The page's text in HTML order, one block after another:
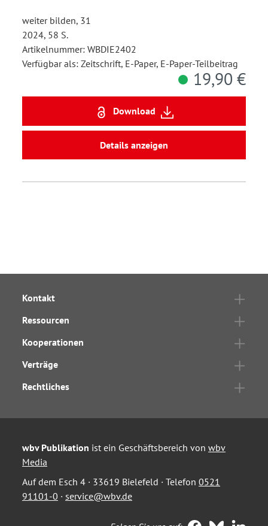
weiter bilden, 31
2024, 58 S.
Artikelnummer: WBDIE2402
Verfügbar als: Zeitschrift, E-Paper, E-Paper-Teilbeitrag
19,90 €
Download
Details anzeigen
Kontakt
Ressourcen
Kooperationen
Verträge
Rechtliches
wbv Publikation ist ein Geschäftsbereich von wbv
Media
Auf dem Esch 4 · 33619 Bielefeld · Telefon 0521
91101-0 · service@wbv.de